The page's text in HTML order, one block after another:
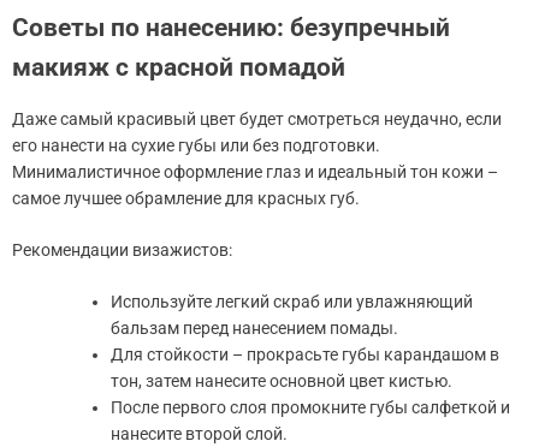
Советы по нанесению: безупречный
макияж с красной помадой
Даже самый красивый цвет будет смотреться неудачно, если
его нанести на сухие губы или без подготовки.
Минималистичное оформление глаз и идеальный тон кожи –
самое лучшее обрамление для красных губ.
Рекомендации визажистов:
Используйте легкий скраб или увлажняющий
бальзам перед нанесением помады.
Для стойкости – прокрасьте губы карандашом в
тон, затем нанесите основной цвет кистью.
После первого слоя промокните губы салфеткой и
нанесите второй слой.